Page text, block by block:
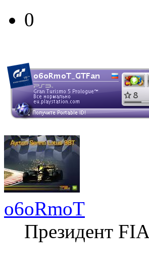
0
o6oRmoT
Президент FIA